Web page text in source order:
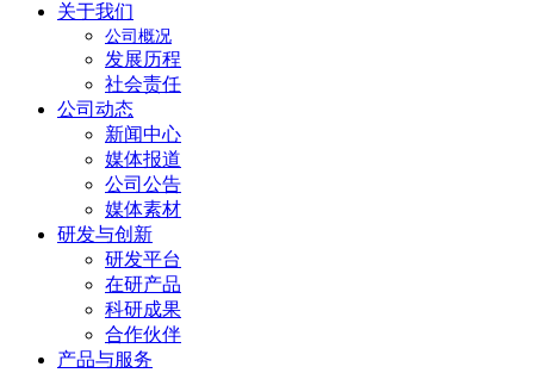
关于我们
公司概况
发展历程
社会责任
公司动态
新闻中心
媒体报道
公司公告
媒体素材
研发与创新
研发平台
在研产品
科研成果
合作伙伴
产品与服务